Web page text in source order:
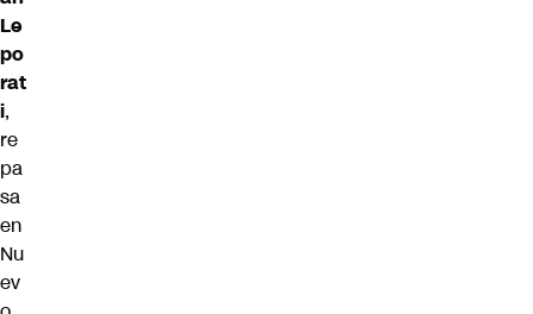
Le
po
rat
i,
re
pa
sa
en
Nu
ev